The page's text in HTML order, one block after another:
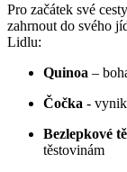
Pro začátek své
‌zahrnout ​do svého
Lidlu:
Quinoa –
Čočka ​-
Bezlepkové
těstovinám